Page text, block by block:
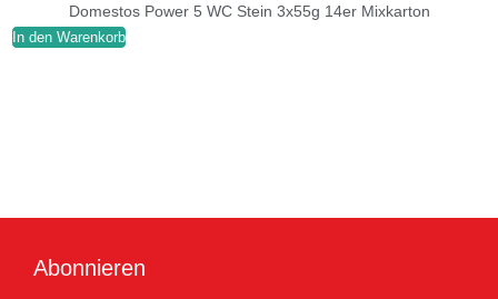
Domestos Power 5 WC Stein 3x55g 14er Mixkarton
In den Warenkorb
Abonnieren